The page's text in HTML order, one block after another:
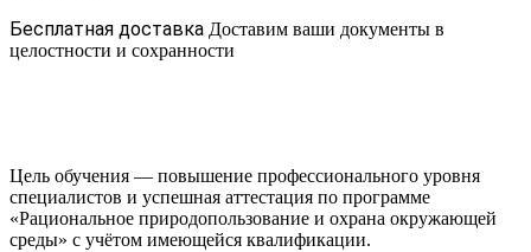
Бесплатная доставка Доставим ваши документы в
целостности и сохранности
Цель обучения — повышение профессионального уровня
специалистов и успешная аттестация по программе
«Рациональное природопользование и охрана окружающей
среды» с учётом имеющейся квалификации.